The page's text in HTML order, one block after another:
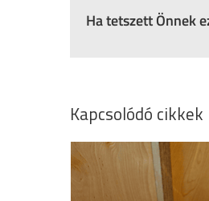
Ha tetszett Önnek
Kapcsolódó cikkek